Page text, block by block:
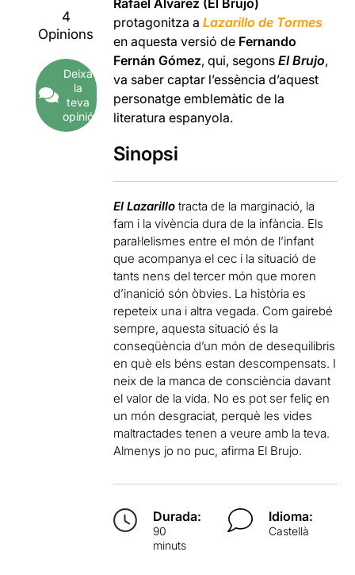
4
Opinions
Deixa
la
teva
opinió
protagonitza aLazarillo de Tormes
en aquesta versió de Fernando
Fernán Gómez, qui, segons El Brujo,
va saber captar l’essència d’aquest
personatge emblemàtic de la
literatura espanyola.
Sinopsi
El Lazarillo tracta de la marginació, la
fam i la vivència dura de la infància. Els
paral·lelismes entre el món de l’infant
que acompanya el cec i la situació de
tants nens del tercer món que moren
d’inanició són òbvies. La història es
repeteix una i altra vegada. Com gairebé
sempre, aquesta situació és la
conseqüència d’un món de desequilibris
en què els béns estan descompensats. I
neix de la manca de consciència davant
el valor de la vida. No es pot ser feliç en
un món desgraciat, perquè les vides
maltractades tenen a veure amb la teva.
Almenys jo no puc, afirma El Brujo.
Durada:
90
minuts
Idioma:
Castellà